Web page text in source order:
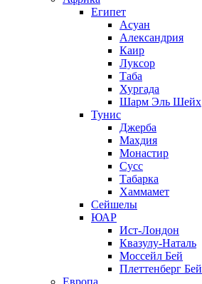
Египет
Асуан
Александрия
Каир
Луксор
Таба
Хургада
Шарм Эль Шейх
Тунис
Джерба
Махдия
Монастир
Сусс
Табарка
Хаммамет
Сейшелы
ЮАР
Ист-Лондон
Квазулу-Наталь
Моссейл Бей
Плеттенберг Бей
Европа